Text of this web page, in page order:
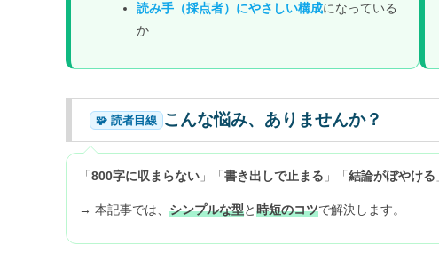
読み手（採点者）にやさしい構成になっている
か
🧩 読者目線 こんな悩み、ありませんか？
「 800字に収まらない 」「 書き出しで止まる 」「 結論がぼやける
→ 本記事では、 シンプルな型と時短のコツで解決します。